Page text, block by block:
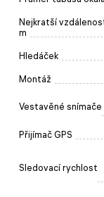
Nejkratší
m
Hledáček
Montáž
Vestavěné snímače
Přijímač GPS
Sledovací rychlost